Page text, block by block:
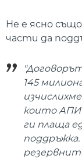
Не е ясно
части да
145
които АПИ
ги плаща